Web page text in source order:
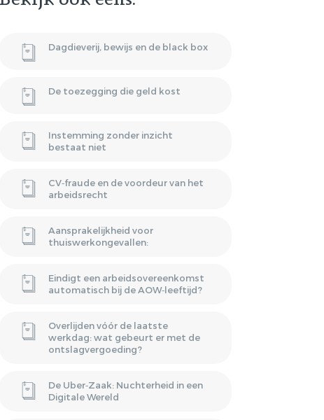
HUURPRIJSVERLAGING
STAANDE
Dagdieverij, bewijs en de black box
De toezegging die geld kost
Instemming zonder inzicht
bestaat niet
CV‑fraude en de voordeur van het
arbeidsrecht
Aansprakelijkheid voor
thuiswerkongevallen:
Eindigt een arbeidsovereenkomst
automatisch bij de AOW‑leeftijd?
Overlijden vóór de laatste
werkdag: wat gebeurt er met de
ontslagvergoeding?
De Uber‑Zaak: Nuchterheid in een
Digitale Wereld